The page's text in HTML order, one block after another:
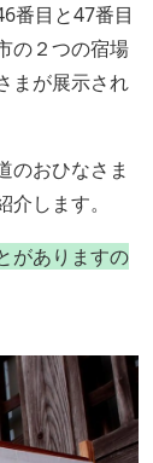
番目と47番目
の２つの宿場
まが展示され
のおひなさま
します。
がありますの